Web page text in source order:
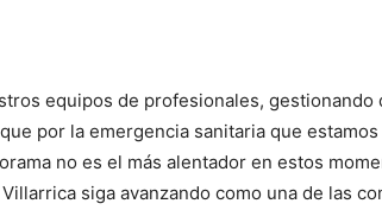
equipos de profesionales, gestionando
por la emergencia sanitaria que
no es el más alentador en estos
siga avanzando como una de las